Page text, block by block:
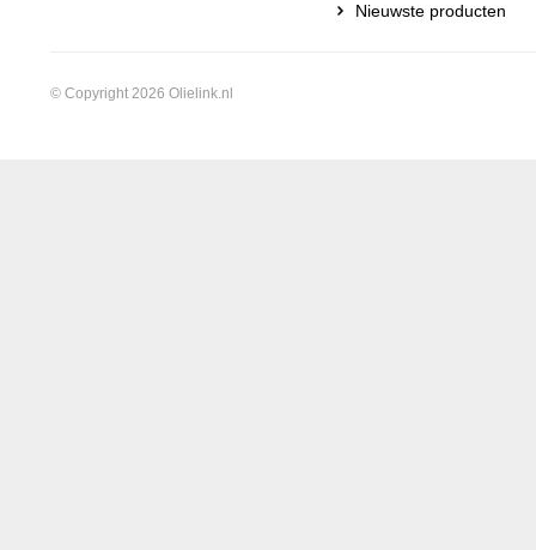
Nieuwste producten
© Copyright 2026 Olielink.nl